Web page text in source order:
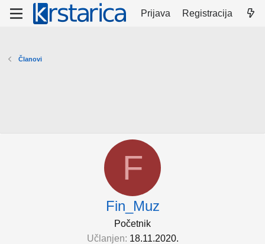
Prijava Registracija
Članovi
F
Fin_Muz
Početnik
Učlanjen 18.11.2020.